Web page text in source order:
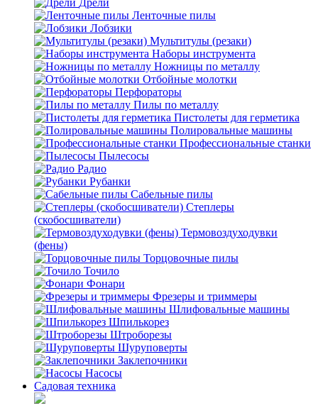
Дрели
Ленточные пилы
Лобзики
Мультитулы (резаки)
Наборы инструмента
Ножницы по металлу
Отбойные молотки
Перфораторы
Пилы по металлу
Пистолеты для герметика
Полировальные машины
Профессиональные станки
Пылесосы
Радио
Рубанки
Сабельные пилы
Степлеры
(скобосшиватели)
Термовоздуходувки
(фены)
Торцовочные пилы
Точило
Фонари
Фрезеры и триммеры
Шлифовальные машины
Шпилькорез
Штроборезы
Шуруповерты
Заклепочники
Насосы
Садовая техника